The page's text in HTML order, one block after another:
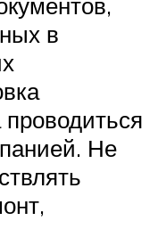
в
Не